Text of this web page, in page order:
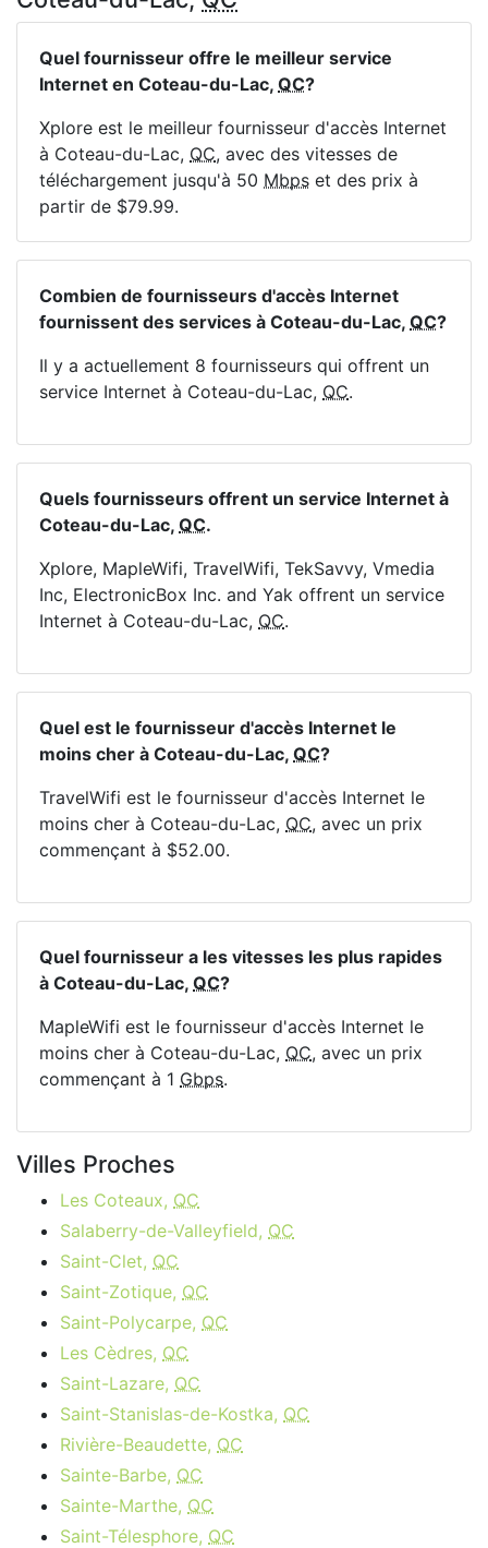
Quel fournisseur offre le meilleur service
Internet en Coteau-du-Lac, QC?
Xplore est le meilleur fournisseur d'accès Internet
à Coteau-du-Lac, QC, avec des vitesses de
téléchargement jusqu'à 50 Mbps et des prix à
partir de $79.99.
Combien de fournisseurs d'accès Internet
fournissent des services à Coteau-du-Lac, QC?
Il y a actuellement 8 fournisseurs qui offrent un
service Internet à Coteau-du-Lac, QC.
Quels fournisseurs offrent un service Internet à
Coteau-du-Lac, QC.
Xplore, MapleWifi, TravelWifi, TekSavvy, Vmedia
Inc, ElectronicBox Inc. and Yak offrent un service
Internet à Coteau-du-Lac, QC.
Quel est le fournisseur d'accès Internet le
moins cher à Coteau-du-Lac, QC?
TravelWifi est le fournisseur d'accès Internet le
moins cher à Coteau-du-Lac, QC, avec un prix
commençant à $52.00.
Quel fournisseur a les vitesses les plus rapides
à Coteau-du-Lac, QC?
MapleWifi est le fournisseur d'accès Internet le
moins cher à Coteau-du-Lac, QC, avec un prix
commençant à 1 Gbps.
Villes Proches
Les Coteaux, QC
Salaberry-de-Valleyfield, QC
Saint-Clet, QC
Saint-Zotique, QC
Saint-Polycarpe, QC
Les Cèdres, QC
Saint-Lazare, QC
Saint-Stanislas-de-Kostka, QC
Rivière-Beaudette, QC
Sainte-Barbe, QC
Sainte-Marthe, QC
Saint-Télesphore, QC